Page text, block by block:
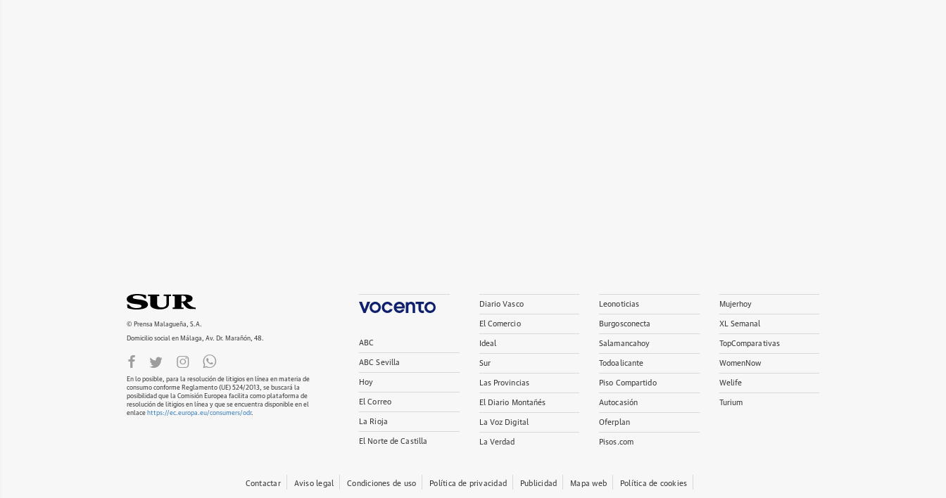
© Prensa Malagueña, S.A.
Domicilio social en Málaga, Av. Dr. Marañón, 48.
En lo posible, para la resolución de litigios en línea en materia de
consumo conforme Reglamento (UE) 524/2013, se buscará la
posibilidad que la Comisión Europea facilita como plataforma de
resolución de litigios en línea y que se encuentra disponible en el
enlace https://ec.europa.eu/consumers/odr.
ABC
ABC Sevilla
Hoy
El Correo
La Rioja
El Norte de Castilla
Diario Vasco
El Comercio
Ideal
Sur
Las Provincias
El Diario Montañés
La Voz Digital
La Verdad
Leonoticias
Burgosconecta
Salamancahoy
Todoalicante
Piso Compartido
Autocasión
Oferplan
Pisos.com
Mujerhoy
XL Semanal
TopComparativas
WomenNow
Welife
Turium
Contactar Aviso legal Condiciones de uso Política de privacidad Publicidad Mapa web Política de cookies